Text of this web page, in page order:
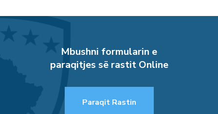
Mbushni formularin e
paraqitjes së rastit Online
Paraqit Rastin